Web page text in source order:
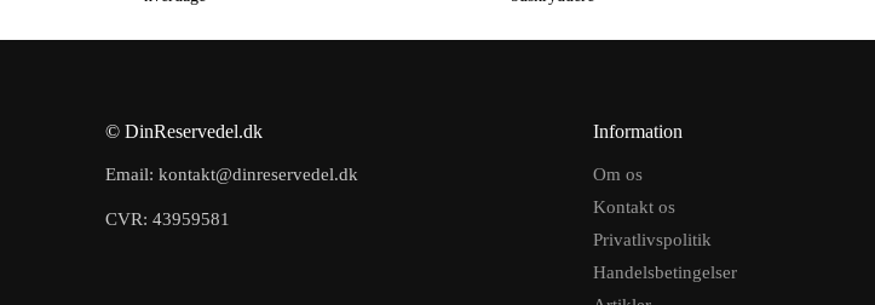
© DinReservedel.dk
Email: kontakt@dinreservedel.dk
CVR: 43959581
Information
Om os
Kontakt os
Privatlivspolitik
Handelsbetingelser